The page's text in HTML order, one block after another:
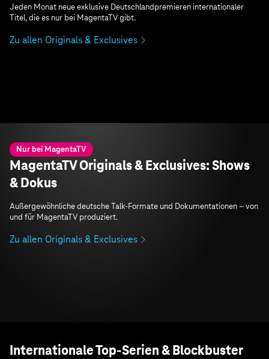
Jeden Monat neue exklusive Deutschlandpremieren internationaler
Titel, die es nur bei MagentaTV gibt.
Zu allen Originals & Exclusives
MagentaTV Originals & Exclusives: Shows
& Dokus
Nur bei MagentaTV
Außergewöhnliche deutsche Talk-Formate und Dokumentationen – von
und für MagentaTV produziert.
Zu allen Originals & Exclusives
Internationale Top-Serien & Blockbuster